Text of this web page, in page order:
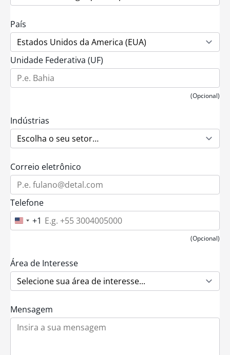
País
Unidade Federativa (UF)
(Opcional)
Indústrias
Correio eletrônico
Telefone
U
n
d
S
t
a
s
+
1
+1
(Opcional)
Área de Interesse
Mensagem